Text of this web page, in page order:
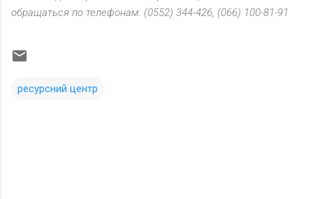
обращаться по телефонам: (0552) 344-426, (066) 100-81-91
ресурсний центр